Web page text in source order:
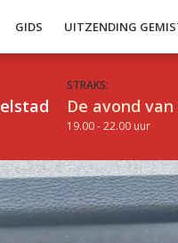
GIDS UITZENDING
STRAKS:
De avond
19.00 - 22.00 uur